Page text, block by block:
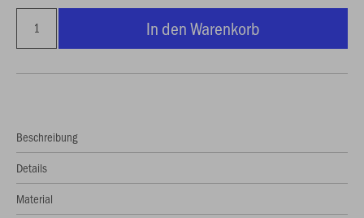
In den Warenkorb
Beschreibung
Details
Material